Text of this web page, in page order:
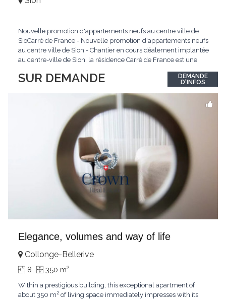
SUR DEMANDE
Nouvelle promotion d'appartements neufs au centre ville de
SioCarré de France - Nouvelle promotion d'appartements neufs
au centre ville de Sion - Chantier en coursIdéalement implantée
au centre-ville de Sion, la résidence Carré de France est une
contemporaine, qualité de vie et emplacement privilégié.Ce
projet d'envergure comprend 38...
DEMANDE
D'INFOS
Elegance, volumes and way of life
Collonge-Bellerive
8 350 m2
Within a prestigious building, this exceptional apartment of
about 350 m² of living space immediately impresses with its